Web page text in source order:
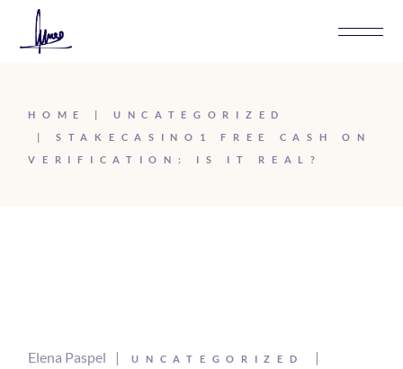
HOME
UNCATEGORIZED
STAKECASINO1 FREE CASH ON
VERIFICATION: IS IT REAL?
Elena Paspel UNCATEGORIZED